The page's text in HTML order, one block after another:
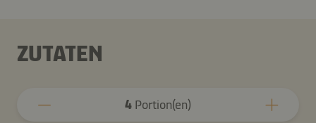
ZUTATEN
4 Portion(en)